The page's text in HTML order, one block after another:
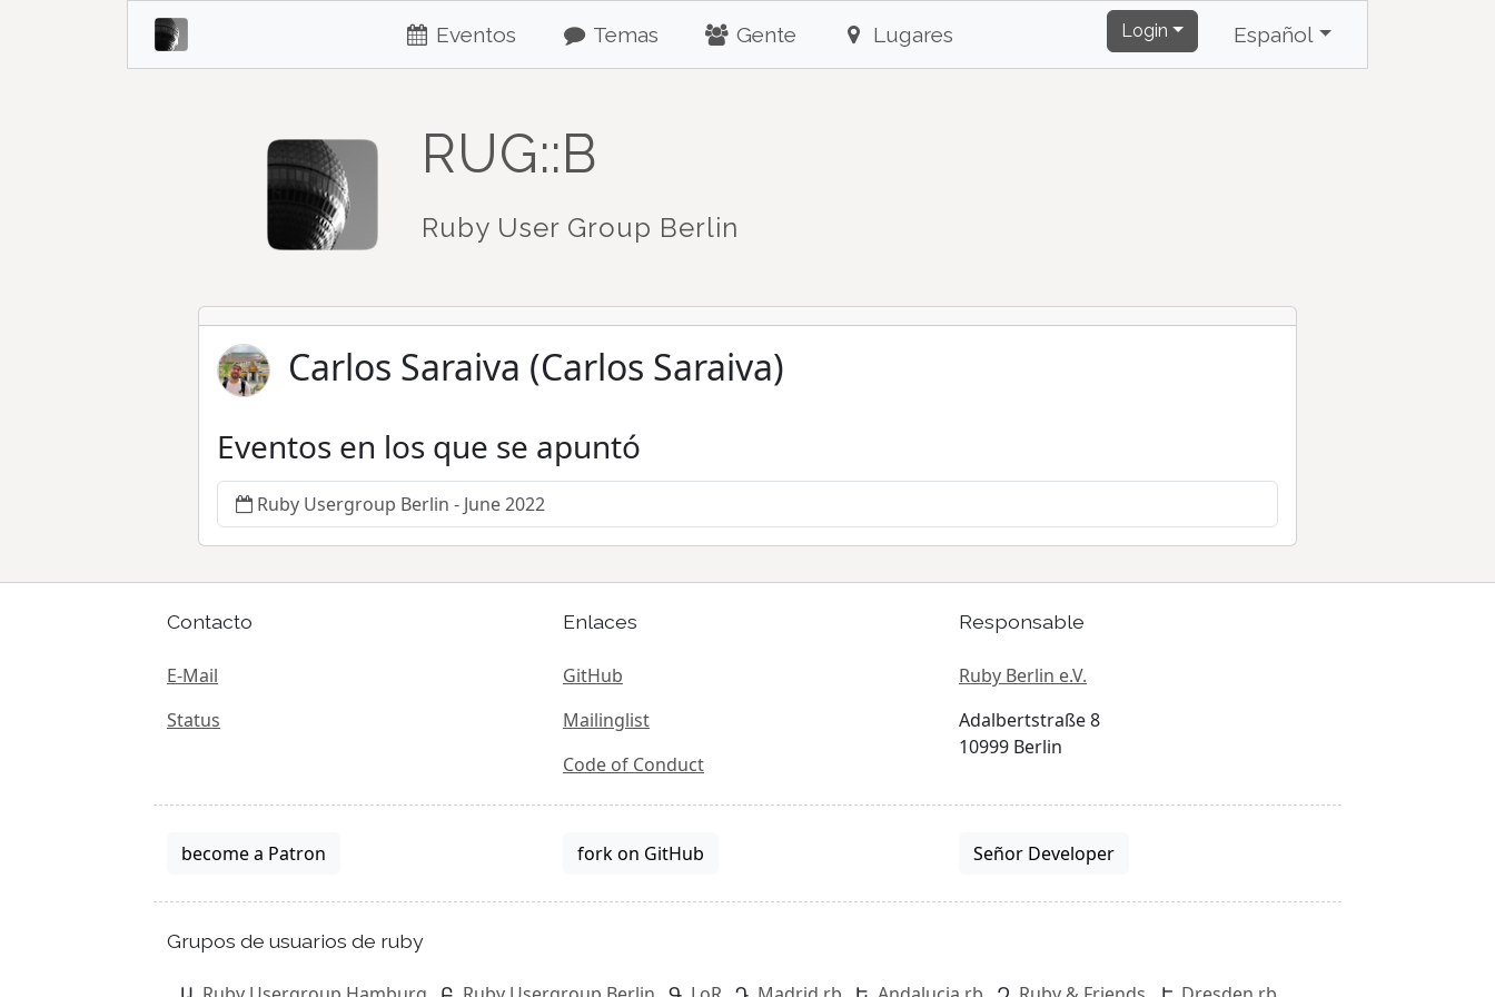
Eventos Temas Gente Lugares Login Español
RUG::B
Ruby User Group Berlin
Carlos Saraiva (Carlos Saraiva)
Eventos en los que se apuntó
Ruby Usergroup Berlin - June 2022
Contacto
E-Mail
Status
Enlaces
GitHub
Mailinglist
Code of Conduct
Responsable
Ruby Berlin e.V.
Adalbertstraße 8
10999 Berlin
become a Patron fork on GitHub Señor Developer
Grupos de usuarios de ruby